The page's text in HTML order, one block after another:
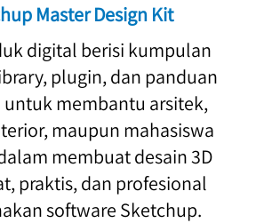
Master Design Kit
digital berisi kumpulan
plugin, dan panduan
untuk membantu arsitek,
maupun mahasiswa
membuat desain 3D
praktis, dan profesional
software Sketchup.